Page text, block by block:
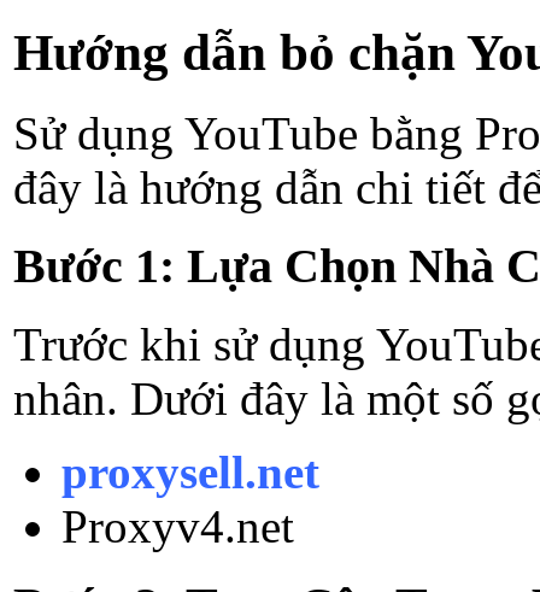
Hướng dẫn bỏ chặn
Sử dụng YouTube bằng
đây là hướng dẫn chi tiết
Bước 1: Lựa Chọn Nhà
Trước khi sử dụng
nhân. Dưới đây là một số
proxysell.net
Proxyv4.net